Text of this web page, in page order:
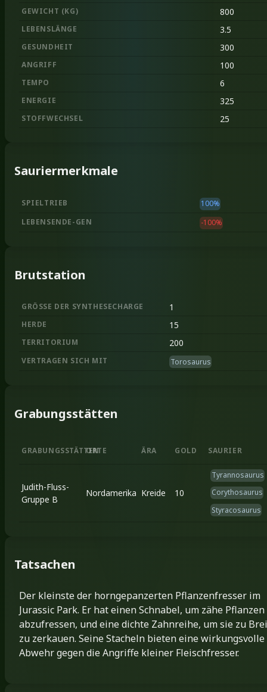
GEWICHT (KG) 800
LEBENSLÄNGE 3.5
GESUNDHEIT 300
ANGRIFF 100
TEMPO 6
ENERGIE 325
STOFFWECHSEL 25
Sauriermerkmale
SPIELTRIEB 100%
LEBENSENDE-GEN
-100%
Brutstation
GRÖSSE DER SYNTHESECHARGE 1
HERDE 15
TERRITORIUM 200
VERTRAGEN SICH MIT Torosaurus
Grabungsstätten
GRABUNGSSTÄTTEN
ORTE ÄRA GOLD SAURIER
Judith-Fluss-
Gruppe B
Nordamerika Kreide 10
Tyrannosaurus
Corythosaurus
Styracosaurus
Tatsachen
Der kleinste der horngepanzerten Pflanzenfresser im
Jurassic Park. Er hat einen Schnabel, um zähe Pflanzen
abzufressen, und eine dichte Zahnreihe, um sie zu Brei
zu zerkauen. Seine Stacheln bieten eine wirkungsvolle
Abwehr gegen die Angriffe kleiner Fleischfresser.